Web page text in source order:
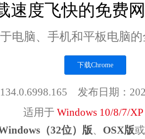
速度飞快的免费
电脑、手机和平板电脑
下载Chrome
发布日期：
适用于 Windows 10/8/7/
（32位）版、 OSX版或